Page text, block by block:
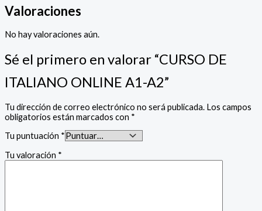
Valoraciones
No hay valoraciones aún.
Sé el primero en valorar “CURSO DE
ITALIANO ONLINE A1-A2”
Tu dirección de correo electrónico no será publicada. Los campos
obligatorios están marcados con *
Tu puntuación *
Tu valoración *